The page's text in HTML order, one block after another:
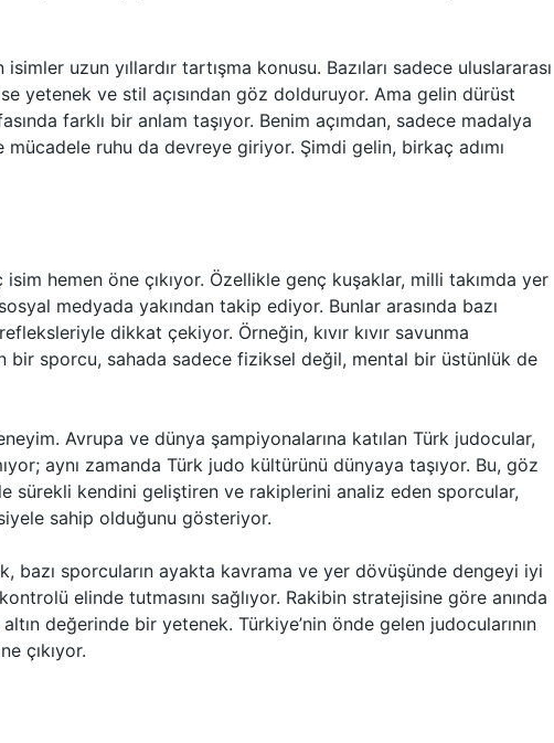
uzun yıllardır tartışma konusu. Bazıları sadece uluslararası
yetenek ve stil açısından göz dolduruyor. Ama gelin dürüst
farklı bir anlam taşıyor. Benim açımdan, sadece madalya
mücadele ruhu da devreye giriyor. Şimdi gelin, birkaç adımı
hemen öne çıkıyor. Özellikle genç kuşaklar, milli takımda yer
medyada yakından takip ediyor. Bunlar arasında bazı
dikkat çekiyor. Örneğin, kıvır kıvır savunma
bir sporcu, sahada sadece fiziksel değil, mental bir üstünlük de
Avrupa ve dünya şampiyonalarına katılan Türk judocular,
aynı zamanda Türk judo kültürünü dünyaya taşıyor. Bu, göz
sürekli kendini geliştiren ve rakiplerini analiz eden sporcular,
sahip olduğunu gösteriyor.
bazı sporcuların ayakta kavrama ve yer dövüşünde dengeyi iyi
elinde tutmasını sağlıyor. Rakibin stratejisine göre anında
değerinde bir yetenek. Türkiye’nin önde gelen judocularının
çıkıyor.